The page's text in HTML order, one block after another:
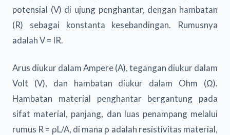
potensial (V) di ujung penghantar, dengan hambatan
(R) sebagai konstanta kesebandingan. Rumusnya
adalah V = IR.
Arus diukur dalam Ampere (A), tegangan diukur dalam
Volt (V), dan hambatan diukur dalam Ohm (Ω).
Hambatan material penghantar bergantung pada
sifat material, panjang, dan luas penampang melalui
rumus R = ρL/A, di mana ρ adalah resistivitas material,